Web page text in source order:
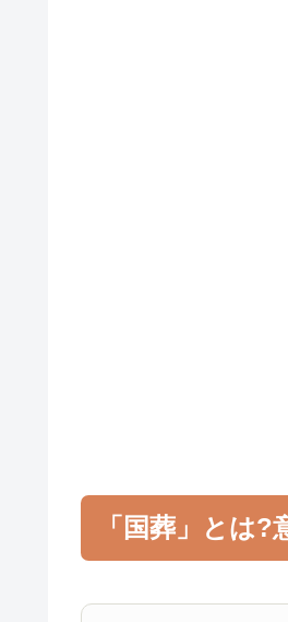
「国葬」とは?